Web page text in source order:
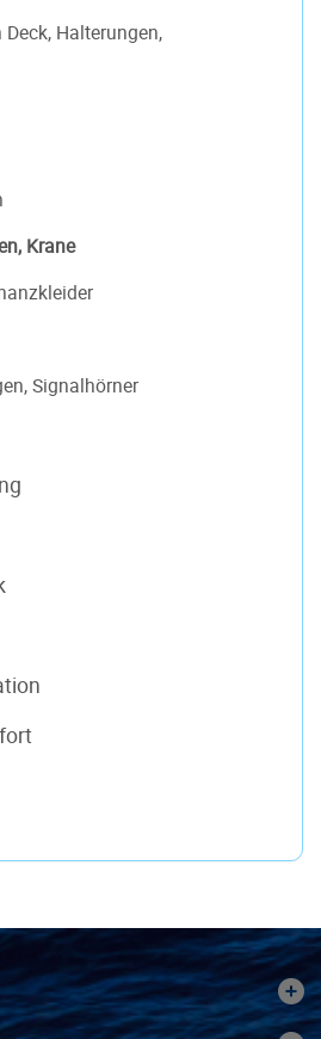
Halterungen,
Krane
Signalhörner